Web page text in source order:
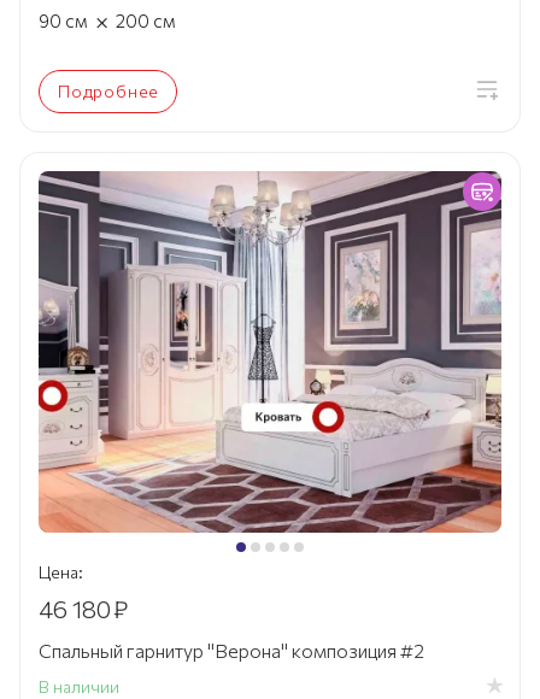
90 см × 200 см
Подробнее
Цена:
46 180₽
Спальный гарнитур "Верона" композиция #2
В наличии